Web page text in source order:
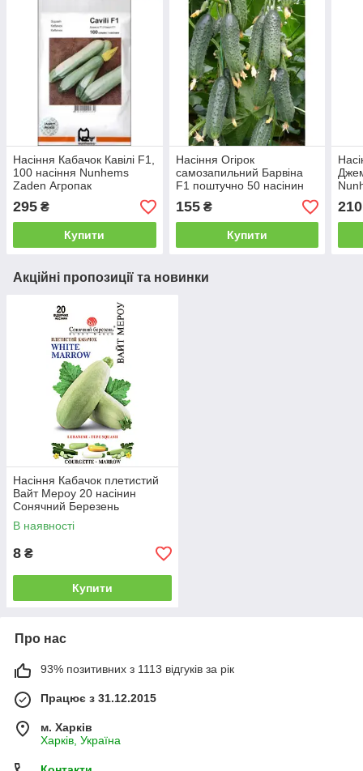
Насіння Кабачок Кавілі F1,
100 насіння Nunhems
Zaden Агропак
295 ₴
Купити
Насіння Огірок
самозапильний Барвіна
F1 поштучно 50 насінин
Nunhems
155₴
Купити
210
Акційні пропозиції та новинки
Насіння Кабачок плетистий
Вайт Мероу 20 насінин
Сонячний Березень
В наявності
8 ₴
Купити
Про нас
93% позитивних з 1113 відгуків за рік
Працює з 31.12.2015
м. Харків
Харків, Україна